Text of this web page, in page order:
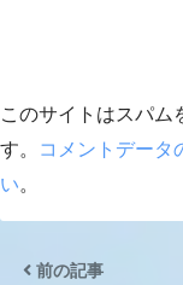
このサイトはスパム
す。
コメントデータ
い。
前の記事